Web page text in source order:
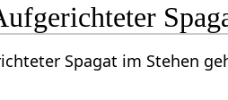
Spagat im Stehen